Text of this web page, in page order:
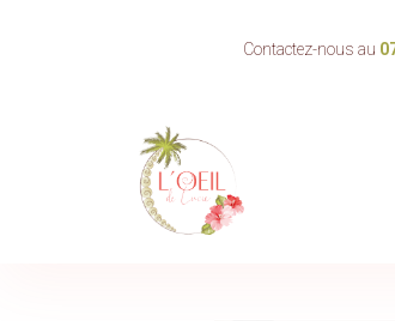
Bandeau deContactez-nous au